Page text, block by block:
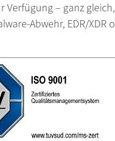
Verfügung – ganz
Abwehr, EDR/XDR